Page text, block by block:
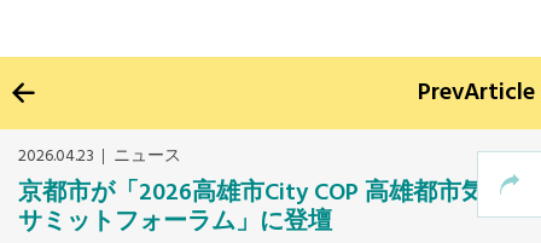
PrevArticle
2026.04.23 ニュース
京都市が「2026高雄市City COP 高雄都市気候
サミットフォーラム」に登壇